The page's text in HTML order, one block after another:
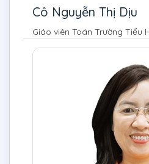
Cô Nguyễn Thị Dịu
Giáo viên Toán Trường Tiểu